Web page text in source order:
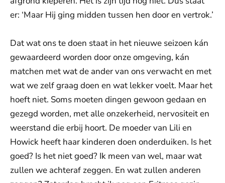
er: ‘Maar Hij ging midden tussen hen door en vertrok.’
Dat wat ons te doen staat in het nieuwe seizoen kán
gewaardeerd worden door onze omgeving, kán
matchen met wat de ander van ons verwacht en met
wat we zelf graag doen en wat lekker voelt. Maar het
hoeft niet. Soms moeten dingen gewoon gedaan en
gezegd worden, met alle onzekerheid, nervositeit en
weerstand die erbij hoort. De moeder van Lili en
Howick heeft haar kinderen doen onderduiken. Is het
goed? Is het niet goed? Ik meen van wel, maar wat
zullen we achteraf zeggen. En wat zullen anderen